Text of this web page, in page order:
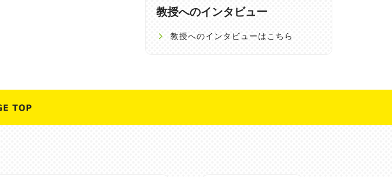
教授へのインタビュー
教授へのインタビューはこちら